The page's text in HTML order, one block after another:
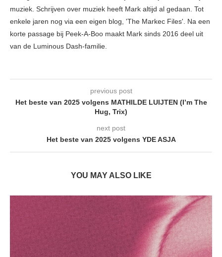
muziek. Schrijven over muziek heeft Mark altijd al gedaan. Tot
enkele jaren nog via een eigen blog, 'The Markec Files'. Na een
korte passage bij Peek-A-Boo maakt Mark sinds 2016 deel uit
van de Luminous Dash-familie.
previous post
Het beste van 2025 volgens MATHILDE LUIJTEN (I’m The
Hug, Trix)
next post
Het beste van 2025 volgens YDE ASJA
YOU MAY ALSO LIKE